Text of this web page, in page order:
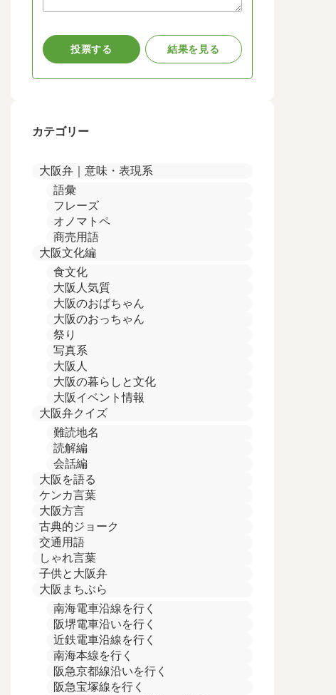
カテゴリー
大阪弁｜意味・表現系
語彙
フレーズ
オノマトペ
商売用語
大阪文化編
食文化
大阪人気質
大阪のおばちゃん
大阪のおっちゃん
祭り
写真系
大阪人
大阪の暮らしと文化
大阪イベント情報
大阪弁クイズ
難読地名
読解編
会話編
大阪を語る
ケンカ言葉
大阪方言
古典的ジョーク
交通用語
しゃれ言葉
子供と大阪弁
大阪まちぶら
南海電車沿線を行く
阪堺電車沿いを行く
近鉄電車沿線を行く
南海本線を行く
阪急京都線沿いを行く
阪急宝塚線を行く